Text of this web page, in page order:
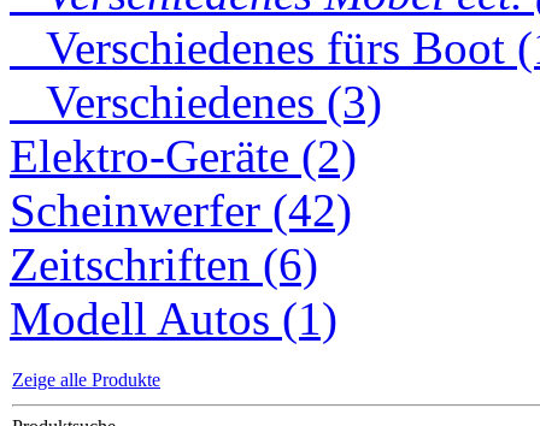
Verschiedenes fürs Boot
Verschiedenes (3)
Elektro-Geräte (2)
Scheinwerfer (42)
Zeitschriften (6)
Modell Autos (1)
Zeige alle Produkte